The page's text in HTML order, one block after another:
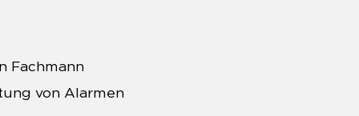
Fachmann
von Alarmen